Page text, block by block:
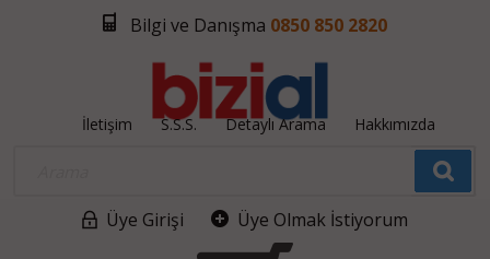
Bilgi ve Danışma 0850 850 2820
İletişim S.S.S. Detaylı Arama Hakkımızda
Üye Girişi Üye Olmak İstiyorum